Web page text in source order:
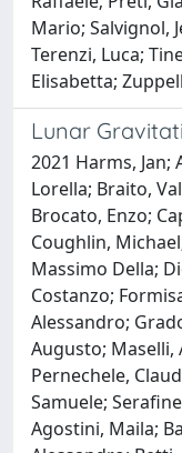
Mario; Salvignol,
Terenzi, Luca;
Elisabetta;
Lunar
2021 Harms,
Lorella; Braito,
Brocato, Enzo;
Coughlin,
Massimo Della;
Costanzo;
Alessandro;
Augusto; Maselli,
Pernechele,
Samuele;
Agostini, Maila;